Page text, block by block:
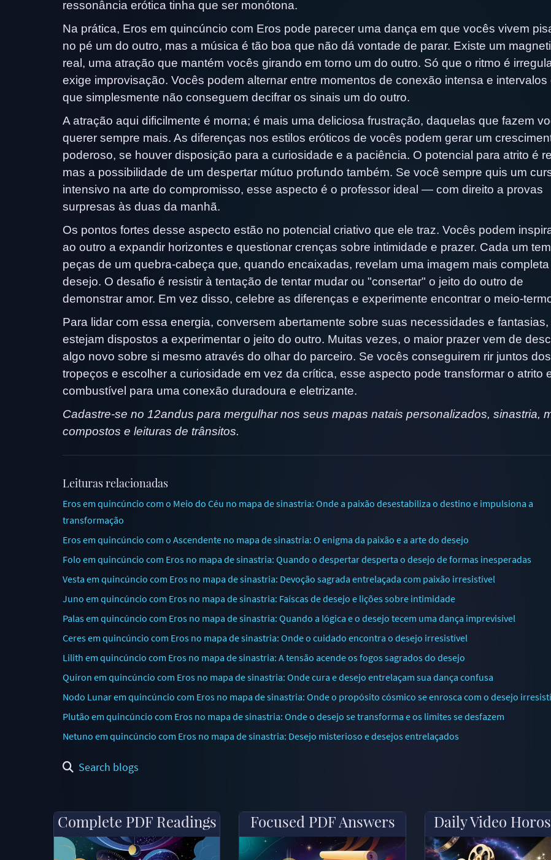
ressonância erótica tinha que ser monótona.
Na prática, Eros em quincúncio com Eros pode parecer uma dança em que vocês vivem
no pé um do outro, mas a música é tão boa que não dá vontade de parar. Existe um
real, uma atração que mantém vocês girando em torno um do outro. Só que o ritmo é
exige improvisação. Vocês podem alternar entre momentos de conexão intensa e intervalos
que simplesmente não conseguem decifrar os sinais um do outro.
A atração aqui dificilmente é morna; é mais uma deliciosa frustração, daquelas que fazem
querer sempre mais. As diferenças nos estilos eróticos de vocês podem gerar um
poderoso, se houver disposição para a curiosidade e a paciência. O potencial para atrito é
mas a possibilidade de um despertar mútuo profundo também. Se você sempre quis um
intensivo na arte do compromisso, esse aspecto é o professor ideal — com direito a provas
surpresas às duas da manhã.
Os pontos fortes desse aspecto estão no potencial criativo que ele traz. Vocês podem
ao outro a expandir horizontes e questionar crenças sobre intimidade e prazer. Cada um tem
peças de um quebra-cabeça que, quando encaixadas, revelam uma imagem mais completa
desejo. O desafio é resistir à tentação de tentar mudar ou "consertar" o jeito do outro de
demonstrar amor. Em vez disso, celebre as diferenças e experimente encontrar o meio-
Para lidar com essa energia, conversem abertamente sobre suas necessidades e fantasias,
estejam dispostos a experimentar o jeito do outro. Muitas vezes, o maior prazer vem de
algo novo sobre si mesmo através do olhar do parceiro. Se vocês conseguirem rir juntos dos
tropeços e escolher a curiosidade em vez da crítica, esse aspecto pode transformar o atrito
combustível para uma conexão duradoura e eletrizante.
Cadastre-se no 12andus para mergulhar nos seus mapas natais personalizados, sinastria,
compostos e leituras de trânsitos.
Leituras relacionadas
Eros em quincúncio com o Meio do Céu no mapa de sinastria: Onde a paixão desestabiliza o destino e impulsiona a
transformação
Eros em quincúncio com o Ascendente no mapa de sinastria: O enigma da paixão e a arte do desejo
Folo em quincúncio com Eros no mapa de sinastria: Quando o despertar desperta o desejo de formas inesperadas
Vesta em quincúncio com Eros no mapa de sinastria: Devoção sagrada entrelaçada com paixão irresistível
Juno em quincúncio com Eros no mapa de sinastria: Faíscas de desejo e lições sobre intimidade
Palas em quincúncio com Eros no mapa de sinastria: Quando a lógica e o desejo tecem uma dança imprevisível
Ceres em quincúncio com Eros no mapa de sinastria: Onde o cuidado encontra o desejo irresistível
Lilith em quincúncio com Eros no mapa de sinastria: A tensão acende os fogos sagrados do desejo
Quíron em quincúncio com Eros no mapa de sinastria: Onde cura e desejo entrelaçam sua dança confusa
Nodo Lunar em quincúncio com Eros no mapa de sinastria: Onde o propósito cósmico se enrosca com o desejo
Plutão em quincúncio com Eros no mapa de sinastria: Onde o desejo se transforma e os limites se desfazem
Netuno em quincúncio com Eros no mapa de sinastria: Desejo misterioso e desejos entrelaçados
Search blogs
Complete PDF Readings Focused PDF Answers Daily Video